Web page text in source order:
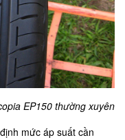
EP150 thường xuyên
mức áp suất cần